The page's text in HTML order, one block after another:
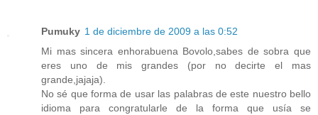
Pumuky 1 de diciembre de 2009 a las 0:52
Mi mas sincera enhorabuena Bovolo,sabes de sobra que
eres uno de mis grandes (por no decirte el mas
grande,jajaja).
No sé que forma de usar las palabras de este nuestro bello
idioma para congratularle de la forma que usía se